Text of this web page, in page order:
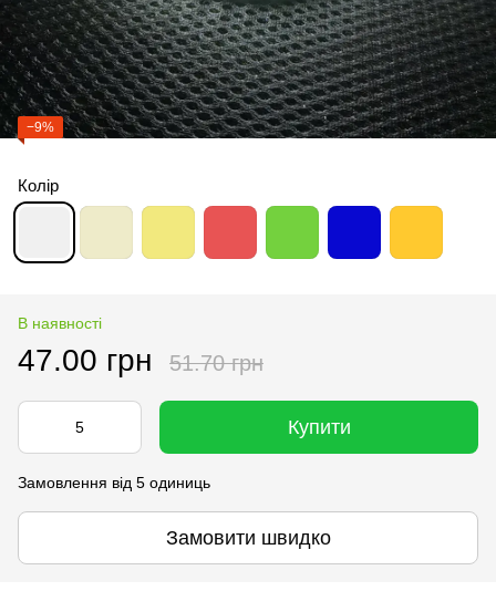
−9%
Колір
В наявності
47.00 грн 51.70 грн
Купити
Замовлення від 5 одиниць
Замовити швидко